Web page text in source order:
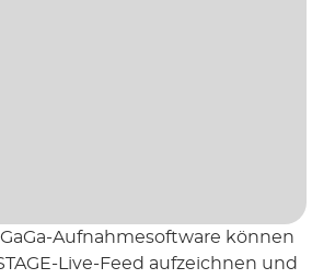
Aufnahmesoftware können
Live-Feed aufzeichnen und